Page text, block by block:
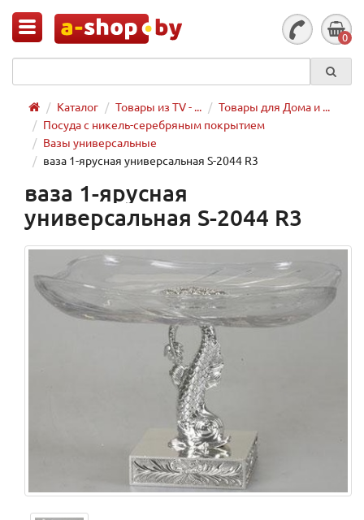
0
Каталог Товары из TV - ...
Товары для Дома и ...
Посуда с никель-серебряным покрытием
Вазы универсальные
ваза 1-ярусная универсальная S-2044 R3
ваза 1-ярусная
универсальная S-2044 R3